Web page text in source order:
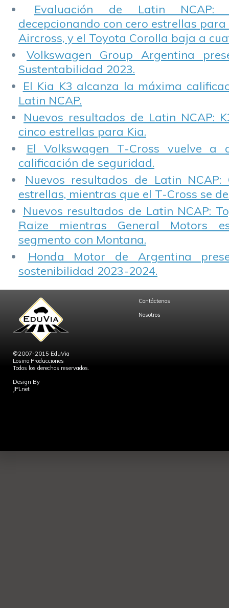
Evaluación de Latin NCAP:
decepcionando con cero estrellas para
Aircross, y el Toyota Corolla baja a
Volkswagen Group Argentina
Sustentabilidad 2023.
El Kia K3 alcanza la máxima
Latin NCAP.
Nuevos resultados de Latin NCAP:
cinco estrellas para Kia.
El Volkswagen T-Cross vuelve a
calificación de seguridad.
Nuevos resultados de Latin NCAP:
estrellas, mientras que el T-Cross se
Nuevos resultados de Latin NCAP:
Raize mientras General Motors
segmento con Montana.
Honda Motor de Argentina
sostenibilidad 2023-2024.
©2007-2015 EduVia
Losino Producciones
Todos los derechos reservados.
Design By
JPLnet
Contáctenos
Nosotros